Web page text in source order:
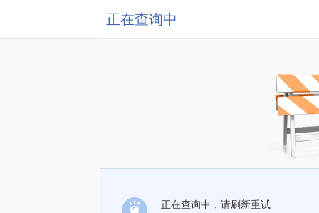
正在查询中
正在查询中，请刷新重试